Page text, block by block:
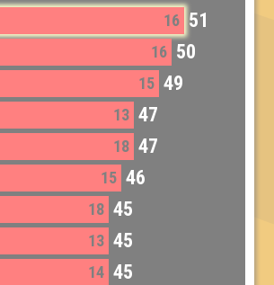
16 51
16 50
15 49
13 47
18 47
15 46
18 45
13 45
14 45